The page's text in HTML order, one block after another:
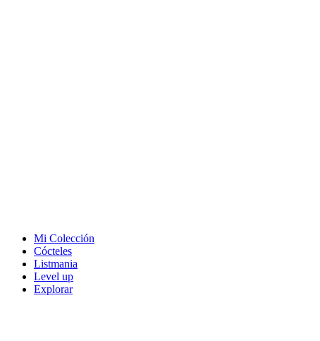
Mi Colección
Cócteles
Listmania
Level up
Explorar